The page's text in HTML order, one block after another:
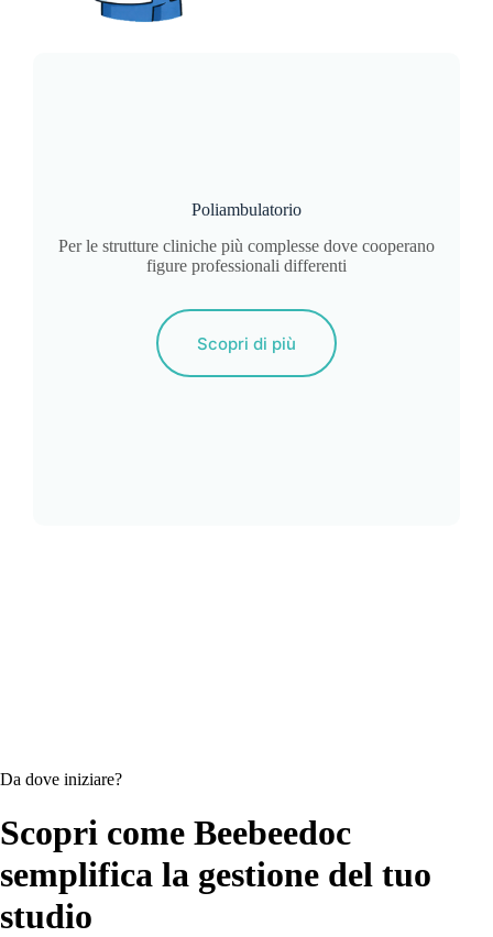
Poliambulatorio
Per le strutture cliniche più complesse dove cooperano
figure professionali differenti
Scopri di più
Da dove iniziare?
Scopri come Beebeedoc
semplifica la gestione del tuo
studio